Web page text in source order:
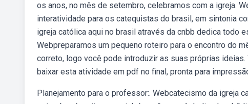
os anos, no mês de setembro, celebramos com a igreja.
interatividade para os catequistas do brasil, em sintonia
igreja católica aqui no brasil através da cnbb dedica todo
Webpreparamos um pequeno roteiro para o encontro do
correto, logo você pode introduzir as suas próprias
baixar esta atividade em pdf no final, pronta para
Planejamento para o professor:. Webcatecismo da igreja